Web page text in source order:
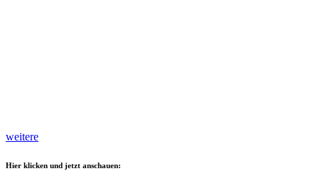
weitere
Hier klicken und jetzt anschauen: